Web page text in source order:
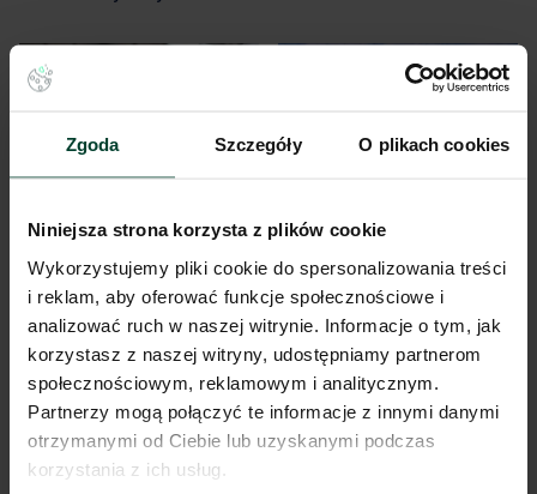
Zgoda Szczegóły O plikach cookies
Niniejsza strona korzysta z plików cookie
Wykorzystujemy pliki cookie do spersonalizowania treści
i reklam, aby oferować funkcje społecznościowe i
analizować ruch w naszej witrynie. Informacje o tym, jak
korzystasz z naszej witryny, udostępniamy partnerom
społecznościowym, reklamowym i analitycznym.
Partnerzy mogą połączyć te informacje z innymi danymi
otrzymanymi od Ciebie lub uzyskanymi podczas
korzystania z ich usług.
Artykuł
Jak standard
wynajmowanego magazynu
wpływa na rotację
pracowników logistycznych?
Raport "Industrial & Logistics"
Q1 2026: Polski Rynek
Magazynowy